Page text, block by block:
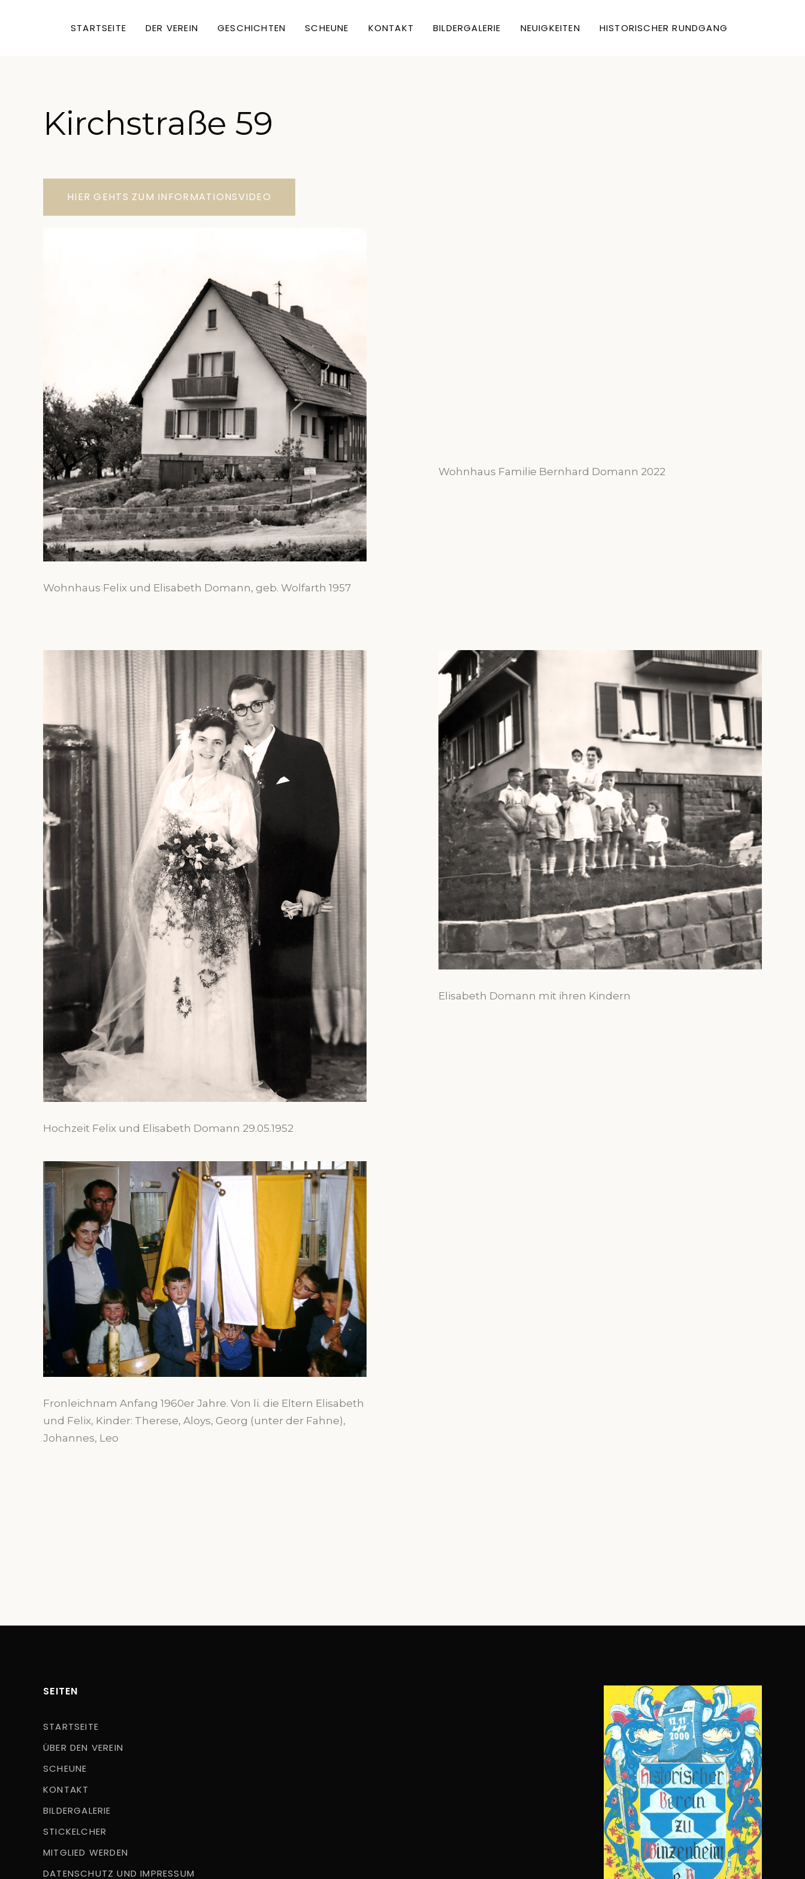
STARTSEITE DER VEREIN GESCHICHTEN SCHEUNE KONTAKT BILDERGALERIE NEUIGKEITEN HISTORISCHER RUNDGANG
Kirchstraße 59
HIER GEHTS ZUM INFORMATIONSVIDEO
Wohnhaus Felix und Elisabeth Domann, geb. Wolfarth 1957
Wohnhaus Familie Bernhard Domann 2022
Hochzeit Felix und Elisabeth Domann 29.05.1952
Elisabeth Domann mit ihren Kindern
Fronleichnam Anfang 1960er Jahre. Von li. die Eltern Elisabeth
und Felix, Kinder: Therese, Aloys, Georg (unter der Fahne),
Johannes, Leo
SEITEN
STARTSEITE
ÜBER DEN VEREIN
SCHEUNE
KONTAKT
BILDERGALERIE
STICKELCHER
MITGLIED WERDEN
DATENSCHUTZ UND IMPRESSUM